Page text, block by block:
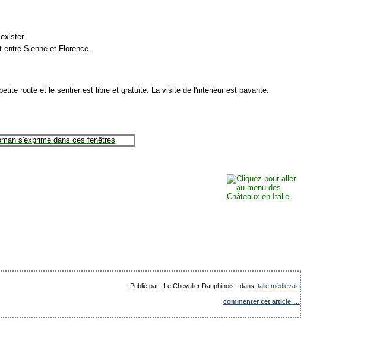
Sienne et Florence.
route et le sentier est libre et gratuite. La visite de l'intérieur est payante.
Publié par : Le Chevalier Dauphinois -dans Italie médiévale
commenter cet article